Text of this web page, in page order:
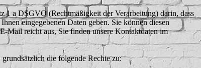
1 a DSGVO (Rechtmäßigkeit der Verarbeitung) darin, dass
eingegebenen Daten geben. Sie können diesen
Mail reicht aus, Sie finden unsere Kontaktdaten im
die folgende Rechte zu: